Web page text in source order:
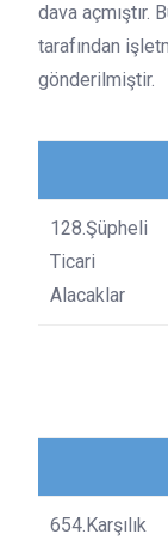
dava açmıştır.
tarafından
gönderilmiştir.
128.Şüpheli
Ticari
Alacaklar
654.Karşılık